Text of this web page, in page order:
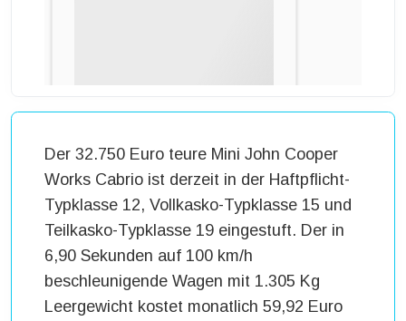
Der 32.750 Euro teure Mini John Cooper
Works Cabrio ist derzeit in der Haftpflicht-
Typklasse 12, Vollkasko-Typklasse 15 und
Teilkasko-Typklasse 19 eingestuft. Der in
6,90 Sekunden auf 100 km/h
beschleunigende Wagen mit 1.305 Kg
Leergewicht kostet monatlich 59,92 Euro